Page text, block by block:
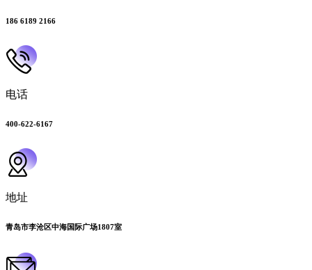
186 6189 2166
电话
400-622-6167
地址
青岛市李沧区中海国际广场1807室